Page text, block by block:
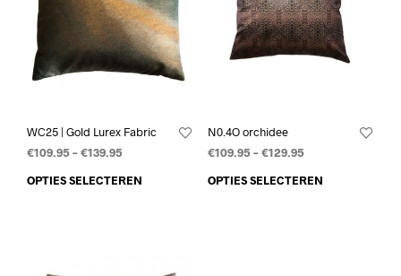
WC25 | Gold Lurex Fabric
€109.95–€139.95
OPTIES SELECTEREN
N0.4O orchidee
€109.95–€129.95
OPTIES SELECTEREN